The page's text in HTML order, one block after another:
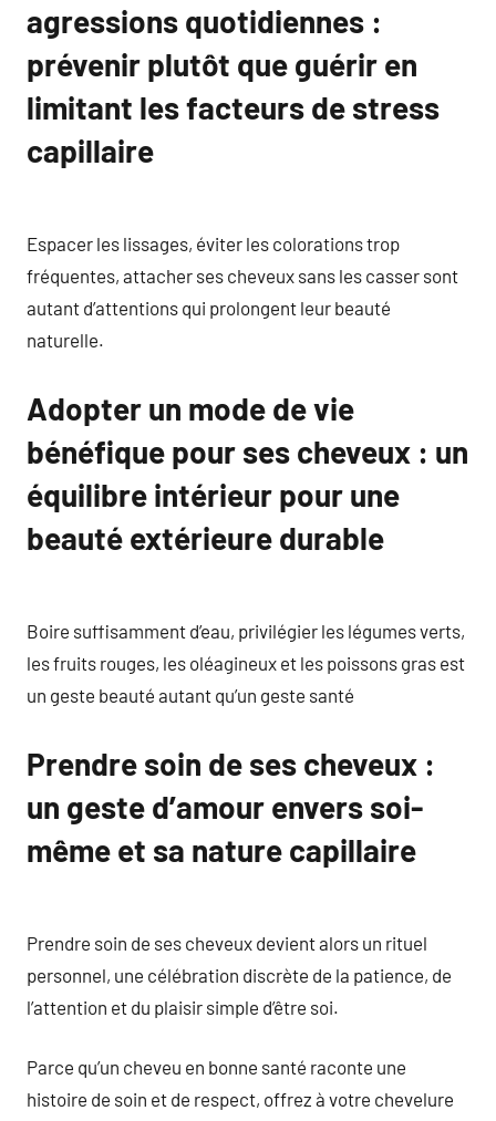
agressions quotidiennes :
prévenir plutôt que guérir en
limitant les facteurs de stress
capillaire
Espacer les lissages, éviter les colorations trop
fréquentes, attacher ses cheveux sans les casser sont
autant d’attentions qui prolongent leur beauté
naturelle.
Adopter un mode de vie
bénéfique pour ses cheveux : un
équilibre intérieur pour une
beauté extérieure durable
Boire suffisamment d’eau, privilégier les légumes verts,
les fruits rouges, les oléagineux et les poissons gras est
un geste beauté autant qu’un geste santé
Prendre soin de ses cheveux :
un geste d’amour envers soi-
même et sa nature capillaire
Prendre soin de ses cheveux devient alors un rituel
personnel, une célébration discrète de la patience, de
l’attention et du plaisir simple d’être soi.
Parce qu’un cheveu en bonne santé raconte une
histoire de soin et de respect, offrez à votre chevelure